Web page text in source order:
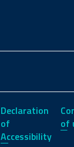
Declaration
of
Accessibility
of